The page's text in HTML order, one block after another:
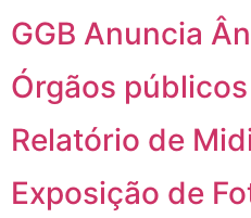
GGB Anuncia
Órgãos
Relatório de
Exposição de